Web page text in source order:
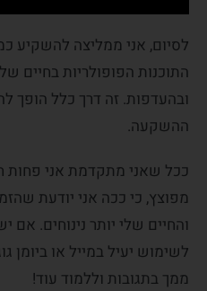
לסיום, אני ממליצה להשקיע
התוכנות הפופולריות בחיים
ובהעדפות. זה דרך כלל הופך
ההשקעה.
ככל שאני מתקדמת אני פחות
מפוצץ, כי ככה אני יודעת
והחיים שלי יותר נינוחים. אם
לשימוש יעיל במייל או
ממך בתגובות וללמוד עוד!